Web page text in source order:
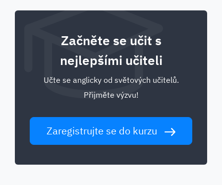
Začněte se učit s
nejlepšími učiteli
Učte se anglicky od světových učitelů.
Přijměte výzvu!
Zaregistrujte se do kurzu